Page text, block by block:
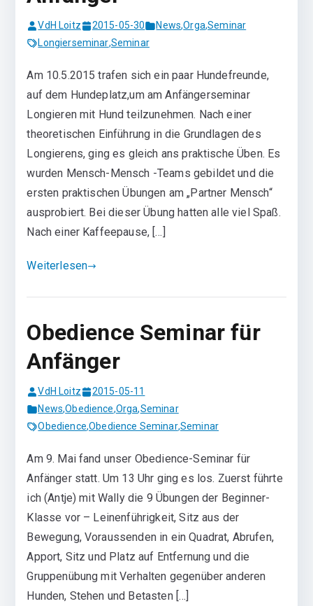
VdH Loitz 2015-05-30 News,Orga,Seminar
Longierseminar,Seminar
Am 10.5.2015 trafen sich ein paar Hundefreunde,
auf dem Hundeplatz,um am Anfängerseminar
Longieren mit Hund teilzunehmen. Nach einer
theoretischen Einführung in die Grundlagen des
Longierens, ging es gleich ans praktische Üben. Es
wurden Mensch-Mensch -Teams gebildet und die
ersten praktischen Übungen am „Partner Mensch“
ausprobiert. Bei dieser Übung hatten alle viel Spaß.
Nach einer Kaffeepause, […]
Weiterlesen
Obedience Seminar für
Anfänger
VdH Loitz
2015-05-11
News,Obedience,Orga,Seminar
Obedience,Obedience Seminar,Seminar
Am 9. Mai fand unser Obedience-Seminar für
Anfänger statt. Um 13 Uhr ging es los. Zuerst führte
ich (Antje) mit Wally die 9 Übungen der Beginner-
Klasse vor – Leinenführigkeit, Sitz aus der
Bewegung, Voraussenden in ein Quadrat, Abrufen,
Apport, Sitz und Platz auf Entfernung und die
Gruppenübung mit Verhalten gegenüber anderen
Hunden, Stehen und Betasten […]